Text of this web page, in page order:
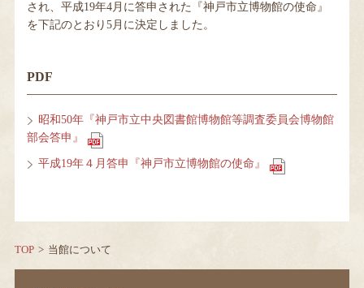
され、平成19年4月に答申された『神戸市立博物館の使命』
を下記のとおり5月に決定しました。
PDF
昭和50年『神戸市立中央図書館博物館等調査委員会博物館
部会答申』
平成19年４月答申『神戸市立博物館の使命』
TOP 当館について